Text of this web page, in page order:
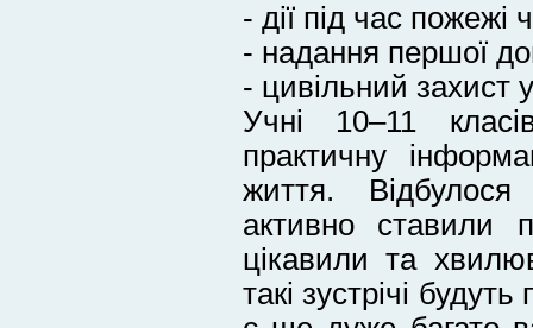
- дії під час пожежі
- надання першої
- цивільний захист
Учні 10–11
практичну
життя.
активно ставили
цікавили та
такі зустрічі